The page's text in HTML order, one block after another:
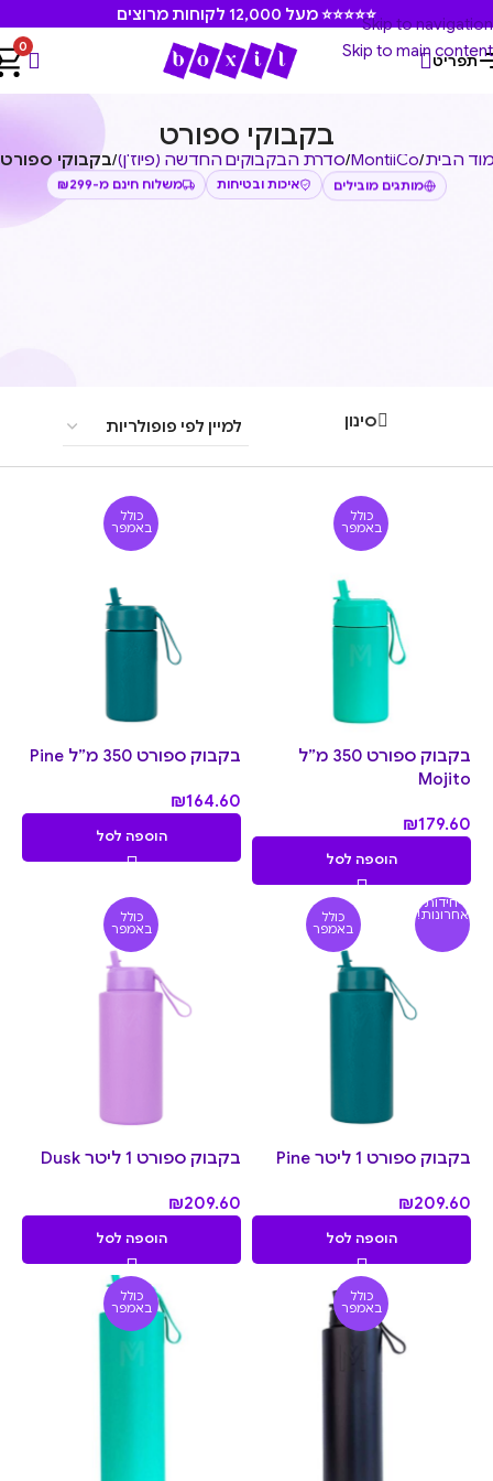
Skip to navigation
Skip to main content
⭐⭐⭐⭐⭐ מעל 12,000 לקוחות מרוצים
תפריט
0
בקבוקי ספורט
הבית/
MontiiCo
/סדרת הבקבוקים החדשה (פיוז'ן)/בקבוקי ספורט
מותגים מובילים איכות ובטיחות משלוח חינם מ-₪299
סינון
כולל
באמפר
בקבוק ספורט 350 מ”ל
Mojito
₪179.60
הוספה לסל
כולל
באמפר
בקבוק ספורט 350 מ”ל Pine
₪164.60
הוספה לסל
יחידות
אחרונות! כולל
באמפר
בקבוק ספורט 1 ליטר Pine
₪209.60
הוספה לסל
כולל
באמפר
בקבוק ספורט 1 ליטר Dusk
₪209.60
הוספה לסל
כולל
באמפר
כולל
באמפר